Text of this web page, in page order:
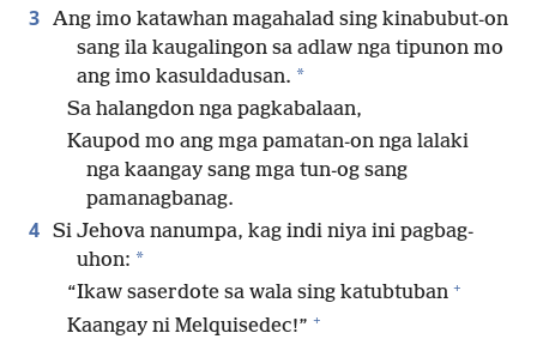
3 Ang imo katawhan magahalad sing kinabubut-on
sang ila kaugalingon sa adlaw nga tipunon mo
ang imo kasuldadusan. *
Sa halangdon nga pagkabalaan,
Kaupod mo ang mga pamatan-on nga lalaki
nga kaangay sang mga tun-og sang
pamanagbanag.
4 Si Jehova nanumpa, kag indi niya ini pagbag-
uhon: *
“Ikaw saserdote sa wala sing katubtuban +
Kaangay ni Melquisedec!” +